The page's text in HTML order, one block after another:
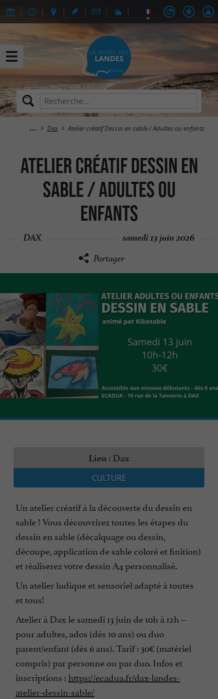
Dax Atelier créatif Dessin en sable / Adultes ou enfants
Atelier créatif Dessin en
sable / Adultes ou
enfants
DAX samedi 13 juin 2026
Partager
Lieu : Dax
CULTURE
Un atelier créatif à la découverte du dessin en
sable ! Vous découvrirez toutes les étapes du
dessin en sable (décalquage ou dessin,
découpe, application de sable coloré et finition)
et réaliserez votre dessin A4 personnalisé.
Un atelier ludique et sensoriel adapté à toutes
et tous!
Atelier à Dax le samedi 13 juin de 10h à 12h –
pour adultes, ados (dès 10 ans) ou duo
parent/enfant (dès 6 ans). Tarif : 30€ (matériel
compris) par personne ou par duo. Infos et
inscriptions :https://ecadua.fr/dax-landes-
atelier-dessin-sable/